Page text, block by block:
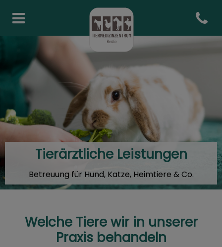
Homepage
Open
Tierärztliche Leistungen
Betreuung für Hund, Katze, Heimtiere & Co.
Welche Tiere wir in unserer
Praxis behandeln